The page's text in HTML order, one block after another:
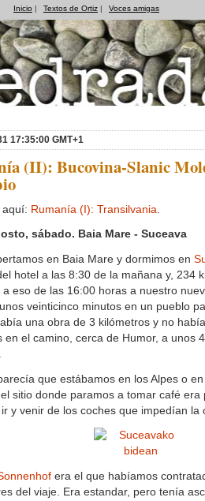
Inicio | Textos de Ortiz | Voces amigas
17:35:00 GMT+1
(II): Bucovina-Slanic
aquí: Rumanía (I): Transilvania
sábado. Baia Mare - Suceava
en Baia Mare y dormimos en
hotel a las 8:30 de la mañana y, 234
a eso de las 16:00 horas a nuestro
veinticinco minutos en un pueblo
una obra de 3 kilómetros y no
en el camino, cerca de Humor, a unos
que estábamos en los Alpes o
sitio donde paramos a tomar café era
y venir de los coches que impedían la
era el que habíamos
del viaje. Era estandar, pero tenía